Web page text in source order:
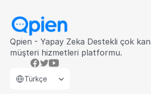
Qpien - Yapay Zeka Destekli çok
müşteri hizmetleri platformu.
Türkçe